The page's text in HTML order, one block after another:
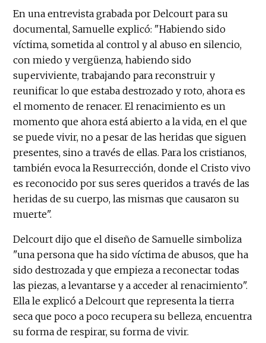
En una entrevista grabada por Delcourt para su
documental, Samuelle explicó: "Habiendo sido
víctima, sometida al control y al abuso en silencio,
con miedo y vergüenza, habiendo sido
superviviente, trabajando para reconstruir y
reunificar lo que estaba destrozado y roto, ahora es
el momento de renacer. El renacimiento es un
momento que ahora está abierto a la vida, en el que
se puede vivir, no a pesar de las heridas que siguen
presentes, sino a través de ellas. Para los cristianos,
también evoca la Resurrección, donde el Cristo vivo
es reconocido por sus seres queridos a través de las
heridas de su cuerpo, las mismas que causaron su
muerte".
Delcourt dijo que el diseño de Samuelle simboliza
"una persona que ha sido víctima de abusos, que ha
sido destrozada y que empieza a reconectar todas
las piezas, a levantarse y a acceder al renacimiento".
Ella le explicó a Delcourt que representa la tierra
seca que poco a poco recupera su belleza, encuentra
su forma de respirar, su forma de vivir.